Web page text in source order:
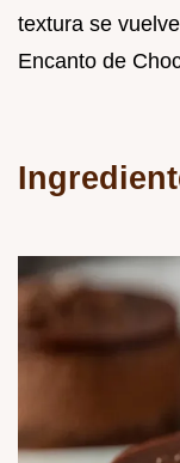
textura se
Encanto de